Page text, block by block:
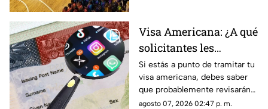
Visa Americana: ¿A qué
solicitantes les
revisarán las redes
sociales para su
proceso?
Si estás a punto de tramitar tu
visa americana, debes saber
que probablemente revisarán
tus redes sociales, así que te
agosto 07, 2026 02:47 p. m.